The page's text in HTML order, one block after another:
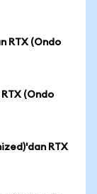
RTX (Ondo
(Ondo
RTX